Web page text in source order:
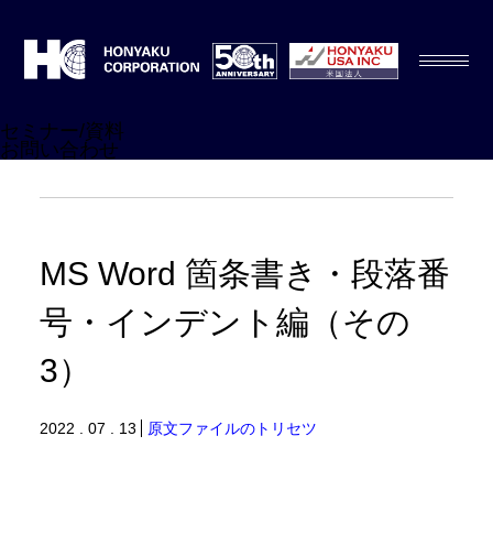
セミナー/資料
お問い合わせ
MS Word 箇条書き・段落番
号・インデント編（その
3）
2022 . 07 . 13 原文ファイルのトリセツ